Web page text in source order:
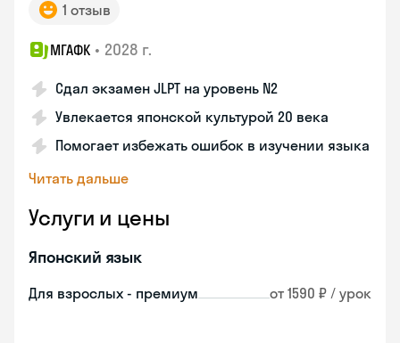
1 отзыв
МГАФК • 2028 г.
Сдал экзамен JLPT на уровень N2
Увлекается японской культурой 20 века
Помогает избежать ошибок в изучении языка
Читать дальше
Услуги и цены
Японский язык
Для взрослых - премиум от 1590 ₽ / урок